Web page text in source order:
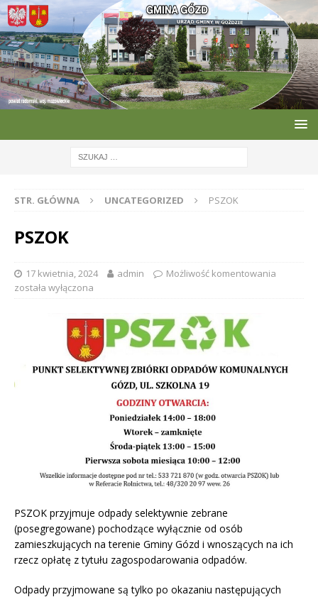
STR. GŁÓWNA UNCATEGORIZED PSZOK
PSZOK
17 kwietnia, 2024 admin
Możliwość komentowania
została wyłączona
PSZOK przyjmuje odpady selektywnie zebrane
(posegregowane) pochodzące wyłącznie od osób
zamieszkujących na terenie Gminy Gózd i wnoszących na ich
rzecz opłatę z tytułu zagospodarowania odpadów.
Odpady przyjmowane są tylko po okazaniu następujących